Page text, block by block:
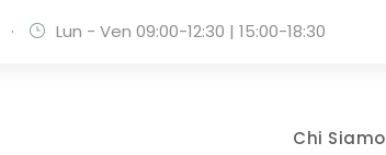
· Lun - Ven 09:00-12:30 | 15:00-18:30
Chi Siamo